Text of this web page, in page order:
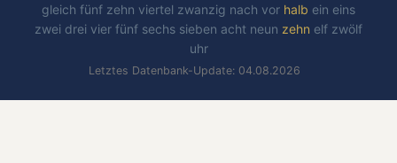
gleich fünf zehn viertel zwanzig nach vor halb ein eins
zwei drei vier fünf sechs sieben acht neun zehn elf zwölf
uhr
Letztes Datenbank-Update: 04.08.2026